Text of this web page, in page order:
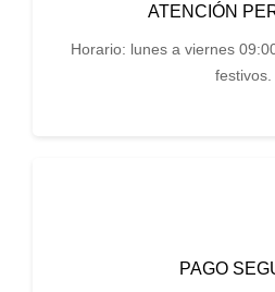
ATENCIÓN
Horario: lunes a viernes
festivos.
PAGO